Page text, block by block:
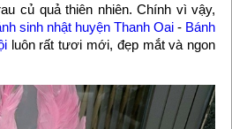
củ quả thiên nhiên. Chính vì vậy,
sinh nhật huyện Thanh Oai - Bánh
luôn rất tươi mới, đẹp mắt và ngon